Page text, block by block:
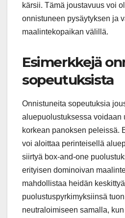
kärsii. Tämä joustavuus voi
onnistuneen pysäytyksen ja
maalintekopaikan välillä.
Esimerkkejä
sopeutuksista
Onnistuneita sopeutuksia
aluepuolustuksessa voidaan
korkean panoksen peleissä.
voi aloittaa perinteisellä
siirtyä box-and-one
erityisen dominoivan
mahdollistaa heidän keskittyä
puolustuspyrkimyksiinsä
neutraloimiseen samalla,